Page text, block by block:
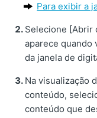
Para exibir a
Selecione [Abrir
aparece quando
da janela de
Na visualização
conteúdo,
conteúdo que